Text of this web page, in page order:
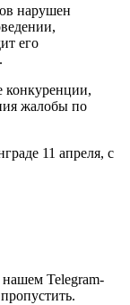
нарушен
его
конкуренции,
жалобы по
11 апреля, с
Telegram-